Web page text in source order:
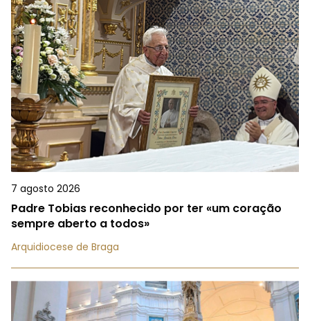
7 agosto 2026
Padre Tobias reconhecido por ter «um coração
sempre aberto a todos»
Arquidiocese de Braga